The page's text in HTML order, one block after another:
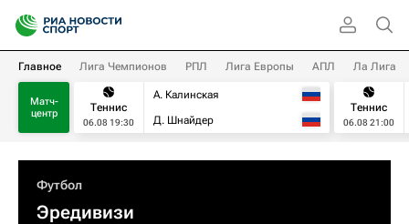
Главное Лига Чемпионов РПЛ Лига Европы АПЛ Ла Лига
Матч-
центр
Теннис
06.08 19:30
А. Калинская
Д. Шнайдер
Теннис
06.08 21:00
Футбол
Эредивизи